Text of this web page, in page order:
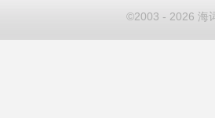
©2003 - 2026 海